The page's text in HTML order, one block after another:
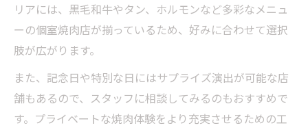
リアには、黒毛和牛やタン、ホルモンなど多彩なメニュ
ーの個室焼肉店が揃っているため、好みに合わせて選択
肢が広がります。
また、記念日や特別な日にはサプライズ演出が可能な店
舗もあるので、スタッフに相談してみるのもおすすめで
す。プライベートな焼肉体験をより充実させるための工